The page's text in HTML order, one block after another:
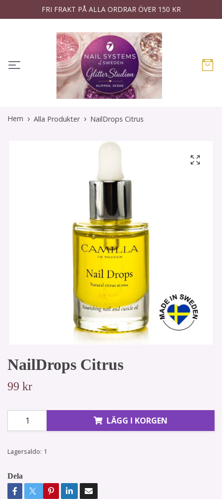
FRI FRAKT PÅ ALLA ORDRAR ÖVER 150 KR
Hem Alla Produkter NailDrops Citrus
NailDrops Citrus
99 kr
LÄGG I KORGEN
Lagersaldo: 1
Dela